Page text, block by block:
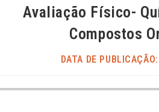
Avaliação Físico-
Compostos
DATA DE